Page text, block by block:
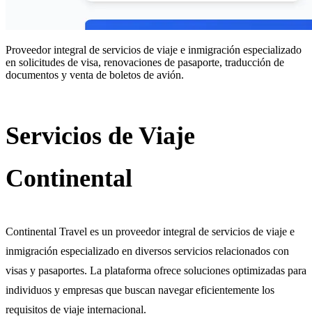
Proveedor integral de servicios de viaje e inmigración especializado
en solicitudes de visa, renovaciones de pasaporte, traducción de
documentos y venta de boletos de avión.
Servicios de Viaje
Continental
Continental Travel es un proveedor integral de servicios de viaje e
inmigración especializado en diversos servicios relacionados con
visas y pasaportes. La plataforma ofrece soluciones optimizadas para
individuos y empresas que buscan navegar eficientemente los
requisitos de viaje internacional.